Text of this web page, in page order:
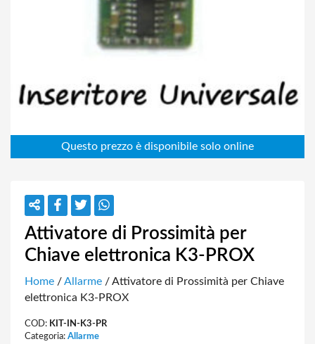
Attivatore di Prossimità per
Chiave elettronica K3-PROX
Home /Allarme / Attivatore di Prossimità per Chiave
elettronica K3-PROX
COD: KIT-IN-K3-PR
Categoria: Allarme